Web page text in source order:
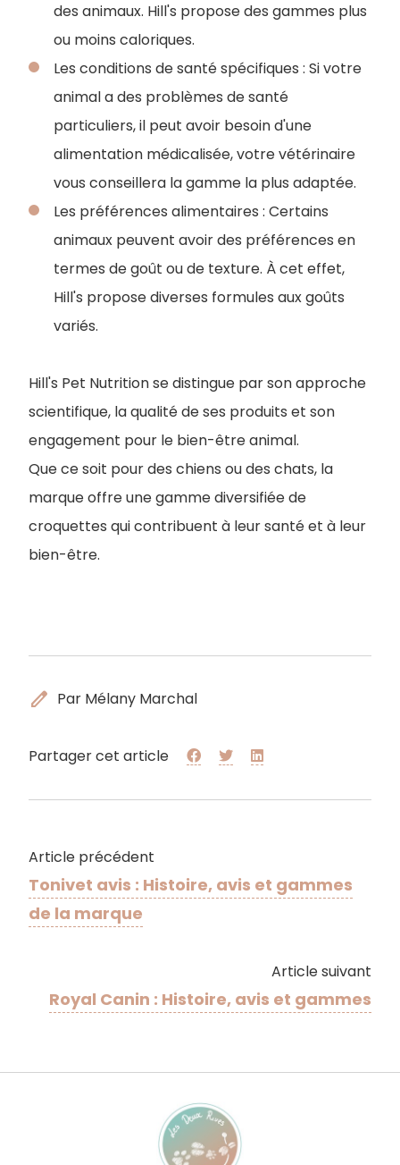
des animaux. Hill's propose des gammes plus
ou moins caloriques.
Les conditions de santé spécifiques : Si votre
animal a des problèmes de santé
particuliers, il peut avoir besoin d'une
alimentation médicalisée, votre vétérinaire
vous conseillera la gamme la plus adaptée.
Les préférences alimentaires : Certains
animaux peuvent avoir des préférences en
termes de goût ou de texture. À cet effet,
Hill's propose diverses formules aux goûts
variés.
Hill's Pet Nutrition se distingue par son approche
scientifique, la qualité de ses produits et son
engagement pour le bien-être animal.
Que ce soit pour des chiens ou des chats, la
marque offre une gamme diversifiée de
croquettes qui contribuent à leur santé et à leur
bien-être.
edit Par Mélany Marchal
Partager cet article
Article précédent
Tonivet avis : Histoire, avis et gammes
de la marque
Article suivant
Royal Canin : Histoire, avis et gammes